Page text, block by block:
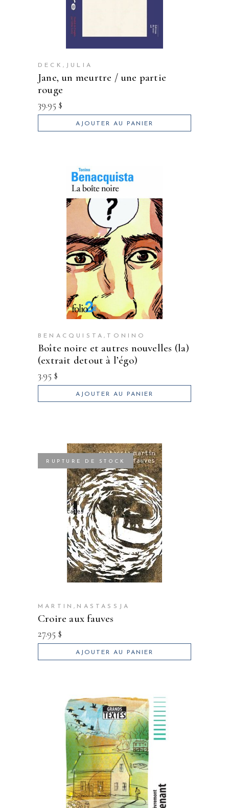
DECK,JULIA
jane, un meurtre / une partie
rouge
39.95 $
AJOUTER AU PANIER
BENACQUISTA,TONINO
boîte noire et autres nouvelles (la)
(extrait detout à l’égo)
3.95 $
AJOUTER AU PANIER
RUPTURE DE STOCK
MARTIN,NASTASSJA
croire aux fauves
27.95 $
AJOUTER AU PANIER